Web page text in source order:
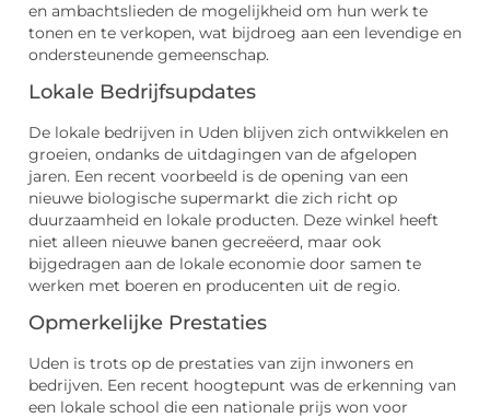
en ambachtslieden de mogelijkheid om hun werk te
tonen en te verkopen, wat bijdroeg aan een levendige en
ondersteunende gemeenschap.
Lokale Bedrijfsupdates
De lokale bedrijven in Uden blijven zich ontwikkelen en
groeien, ondanks de uitdagingen van de afgelopen
jaren. Een recent voorbeeld is de opening van een
nieuwe biologische supermarkt die zich richt op
duurzaamheid en lokale producten. Deze winkel heeft
niet alleen nieuwe banen gecreëerd, maar ook
bijgedragen aan de lokale economie door samen te
werken met boeren en producenten uit de regio.
Opmerkelijke Prestaties
Uden is trots op de prestaties van zijn inwoners en
bedrijven. Een recent hoogtepunt was de erkenning van
een lokale school die een nationale prijs won voor